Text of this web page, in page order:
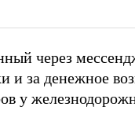
через
и за денежное
у